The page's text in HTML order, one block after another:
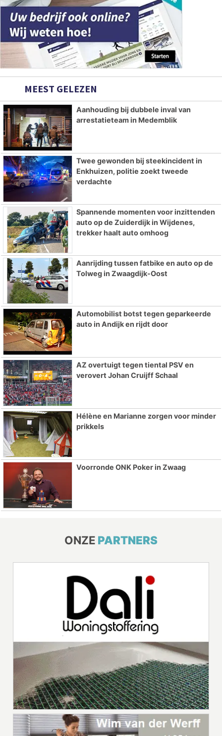
MEEST GELEZEN
Aanhouding bij dubbele inval van
arrestatieteam in Medemblik
Twee gewonden bij steekincident in
Enkhuizen, politie zoekt tweede
verdachte
Spannende momenten voor inzittenden
auto op de Zuiderdijk in Wijdenes,
trekker haalt auto omhoog
Aanrijding tussen fatbike en auto op de
Tolweg in Zwaagdijk-Oost
Automobilist botst tegen geparkeerde
auto in Andijk en rijdt door
AZ overtuigt tegen tiental PSV en
verovert Johan Cruijff Schaal
Hélène en Marianne zorgen voor minder
prikkels
Voorronde ONK Poker in Zwaag
ONZE PARTNERS